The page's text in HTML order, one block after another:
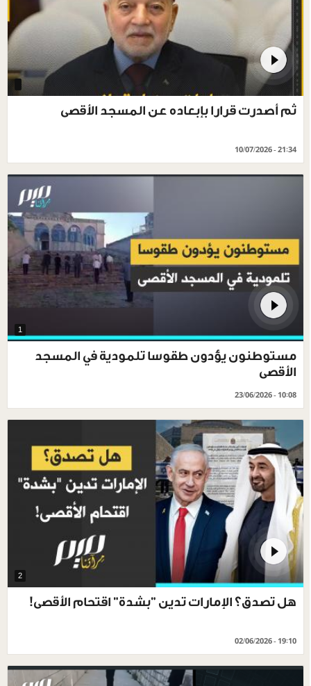
ثم أصدرت قرارا بإبعاده عن المسجد الأقصى
10/07/2026 - 21:34
1
مستوطنون يؤدون طقوسا تلمودية في المسجد
الأقصى
23/06/2026 - 10:08
2
هل تصدق؟ الإمارات تدين "بشدة" اقتحام الأقصى!
02/06/2026 - 19:10